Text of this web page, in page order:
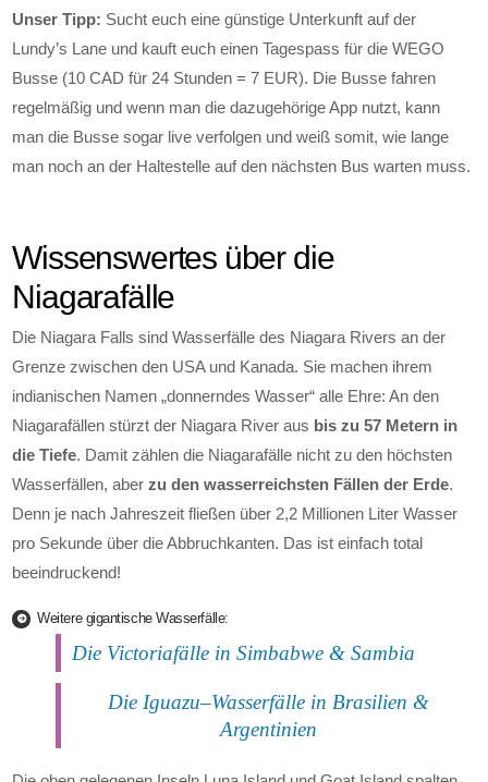
Unser Tipp: Sucht euch eine günstige Unterkunft auf der
Lundy’s Lane und kauft euch einen Tagespass für die WEGO
Busse (10 CAD für 24 Stunden = 7 EUR). Die Busse fahren
regelmäßig und wenn man die dazugehörige App nutzt, kann
man die Busse sogar live verfolgen und weiß somit, wie lange
man noch an der Haltestelle auf den nächsten Bus warten muss.
Wissenswertes über die
Niagarafälle
Die Niagara Falls sind Wasserfälle des Niagara Rivers an der
Grenze zwischen den USA und Kanada. Sie machen ihrem
indianischen Namen „donnerndes Wasser“ alle Ehre: An den
Niagarafällen stürzt der Niagara River aus bis zu 57 Metern in
die Tiefe. Damit zählen die Niagarafälle nicht zu den höchsten
Wasserfällen, aberzu den wasserreichsten Fällen der Erde.
Denn je nach Jahreszeit fließen über 2,2 Millionen Liter Wasser
pro Sekunde über die Abbruchkanten. Das ist einfach total
beeindruckend!
Weitere gigantische Wasserfälle:
Die Victoriafälle in Simbabwe & Sambia
Die Iguazu–Wasserfälle in Brasilien &
Argentinien